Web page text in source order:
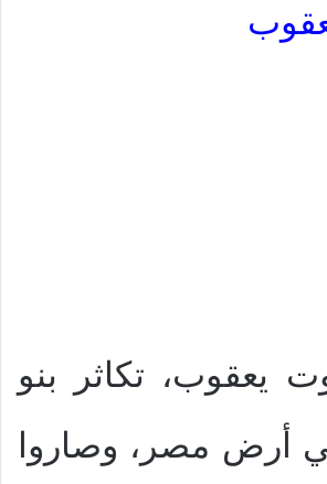
يعقوب، تكاثر بنو
أرض مصر، وصاروا